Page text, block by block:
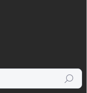
Hľadať